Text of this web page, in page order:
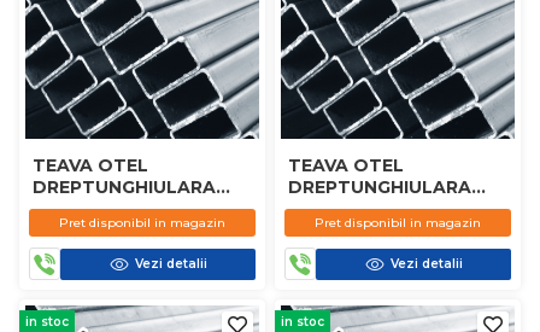
TEAVA OTEL
DREPTUNGHIULARA
60X30X3MM
Pret disponibil in magazin
Vezi detalii
TEAVA OTEL
DREPTUNGHIULARA
60X30X2MM
Pret disponibil in magazin
Vezi detalii
in stoc in stoc